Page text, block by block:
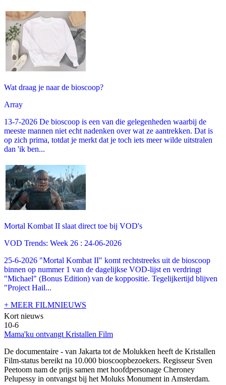
Wat draag je naar de bioscoop?
Array
13-7-2026 De bioscoop is een van die gelegenheden waarbij de
meeste mannen niet echt nadenken over wat ze aantrekken. Dat is
op zich prima, totdat je merkt dat je toch iets meer wilde uitstralen
dan 'ik ben...
Mortal Kombat II slaat direct toe bij VOD's
VOD Trends: Week 26 : 24-06-2026
25-6-2026 "Mortal Kombat II" komt rechtstreeks uit de bioscoop
binnen op nummer 1 van de dagelijkse VOD-lijst en verdringt
"Michael" (Bonus Edition) van de koppositie. Tegelijkertijd blijven
"Project Hail...
+ MEER FILMNIEUWS
Kort nieuws
10-6
Mama'ku ontvangt Kristallen Film
De documentaire - van Jakarta tot de Molukken heeft de Kristallen
Film-status bereikt na 10.000 bioscoopbezoekers. Regisseur Sven
Peetoom nam de prijs samen met hoofdpersonage Cheroney
Pelupessy in ontvangst bij het Moluks Monument in Amsterdam.